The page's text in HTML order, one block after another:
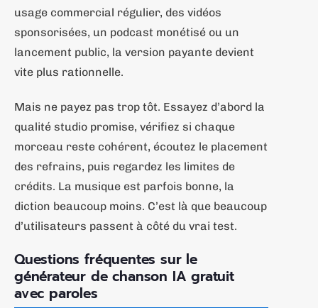
usage commercial régulier, des vidéos
sponsorisées, un podcast monétisé ou un
lancement public, la version payante devient
vite plus rationnelle.
Mais ne payez pas trop tôt. Essayez d’abord la
qualité studio promise, vérifiez si chaque
morceau reste cohérent, écoutez le placement
des refrains, puis regardez les limites de
crédits. La musique est parfois bonne, la
diction beaucoup moins. C’est là que beaucoup
d’utilisateurs passent à côté du vrai test.
Questions fréquentes sur le
générateur de chanson IA gratuit
avec paroles